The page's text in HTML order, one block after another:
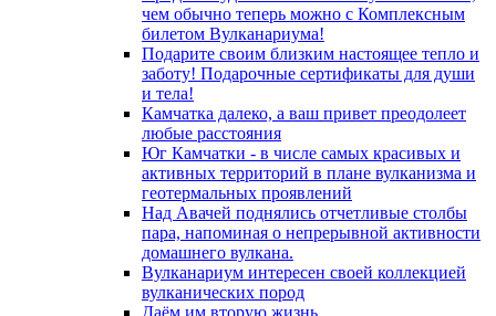
чем обычно теперь можно с Комплексным
билетом Вулканариума!
Подарите своим близким настоящее тепло и
заботу! Подарочные сертификаты для души
и тела!
Камчатка далеко, а ваш привет преодолеет
любые расстояния
Юг Камчатки - в числе самых красивых и
активных территорий в плане вулканизма и
геотермальных проявлений
Над Авачей поднялись отчетливые столбы
пара, напоминая о непрерывной активности
домашнего вулкана.
Вулканариум интересен своей коллекцией
вулканических пород
Даём им вторую жизнь